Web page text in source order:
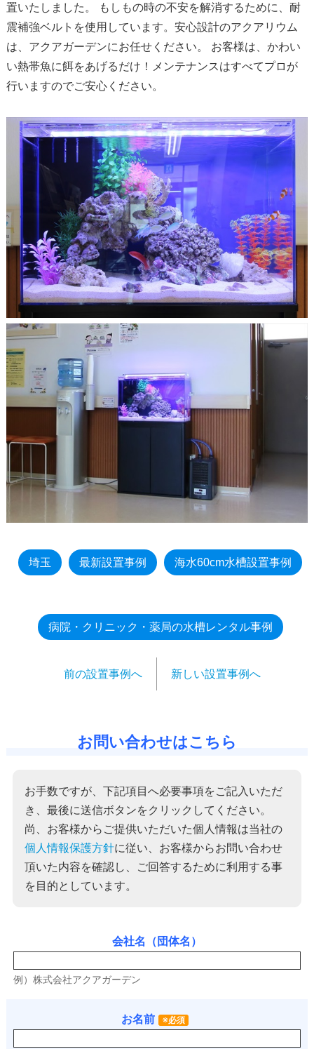
置いたしました。 もしもの時の不安を解消するために、耐
震補強ベルトを使用しています。安心設計のアクアリウム
は、アクアガーデンにお任せください。 お客様は、かわい
い熱帯魚に餌をあげるだけ！メンテナンスはすべてプロが
行いますのでご安心ください。
埼玉 最新設置事例 海水60cm水槽設置事例
病院・クリニック・薬局の水槽レンタル事例
前の設置事例へ 新しい設置事例へ
お問い合わせはこちら
お手数ですが、下記項目へ必要事項をご記入いただ
き、最後に送信ボタンをクリックしてください。
尚、お客様からご提供いただいた個人情報は当社の
個人情報保護方針に従い、お客様からお問い合わせ
頂いた内容を確認し、ご回答するために利用する事
を目的としています。
会社名（団体名）
例）株式会社アクアガーデン
お名前 ※必須